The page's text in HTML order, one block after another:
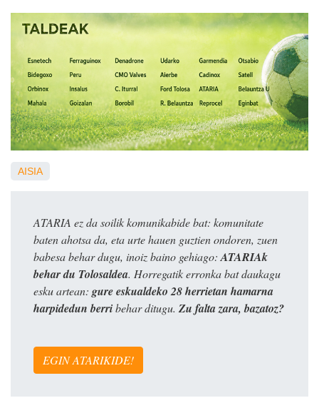
AISIA
ATARIA ez da soilik komunikabide bat: komunitate
baten ahotsa da, eta urte hauen guztien ondoren, zuen
babesa behar dugu, inoiz baino gehiago:ATARIAk
behar du Tolosaldea. Horregatik erronka bat daukagu
esku artean: gure eskualdeko 28 herrietan hamarna
harpidedun berribehar ditugu. Zu falta zara, bazatoz?
EGIN ATARIKIDE!